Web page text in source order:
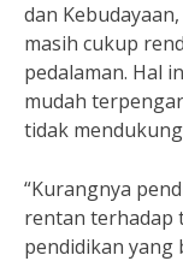
dan
masih cukup
pedalaman. Hal
mudah
tidak
“Kurangnya
rentan terhadap
pendidikan